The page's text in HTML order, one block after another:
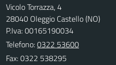
Vicolo Torrazza, 4
28040 Oleggio Castello (NO)
P.Iva: 00165190034
Telefono:0322 53600
Fax: 0322 538295